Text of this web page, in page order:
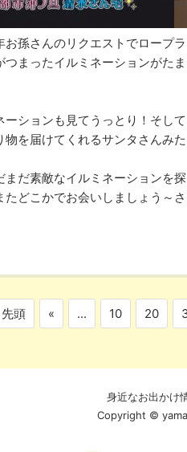
お孫さんのリクエストでロープ
つまったイルミネーションがた
ーションも見てうっとり！そし
物を届けてくれるサンタさんみ
まだ素敵なイルミネーションを
たどこかでお会いしましょう～
頭 « ... 10 20
身近なお出かけ
Copyright ©